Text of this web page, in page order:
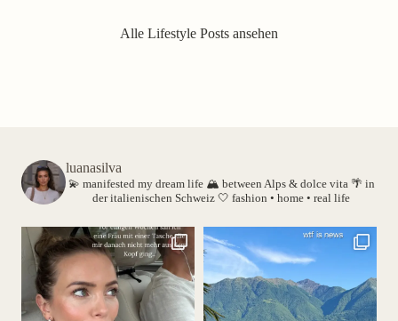
Alle Lifestyle Posts ansehen
luanasilva
💫 manifested my dream life 🏔️ between Alps & dolce vita 🌴 in
der italienischen Schweiz 🤍 fashion • home • real life